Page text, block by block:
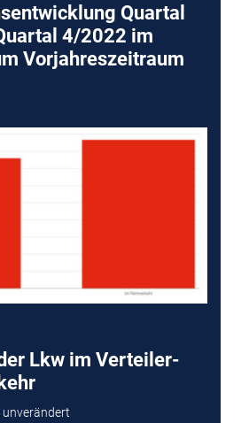
Quartal
4/2022 im
Vorjahreszeitraum
Lkw im Verteiler-